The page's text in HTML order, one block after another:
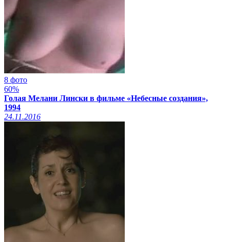
8 фото
60%
Голая Мелани Лински в фильме «Небесные создания»,
1994
24.11.2016